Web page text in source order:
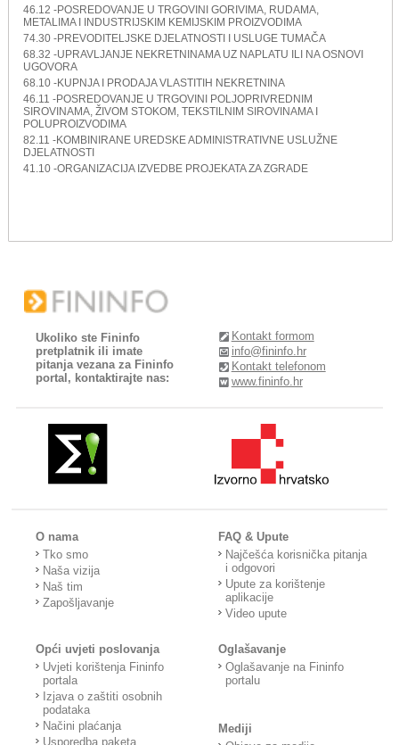
46.12 -POSREDOVANJE U TRGOVINI GORIVIMA, RUDAMA,
METALIMA I INDUSTRIJSKIM KEMIJSKIM PROIZVODIMA
74.30 -PREVODITELJSKE DJELATNOSTI I USLUGE TUMAČA
68.32 -UPRAVLJANJE NEKRETNINAMA UZ NAPLATU ILI NA OSNOVI
UGOVORA
68.10 -KUPNJA I PRODAJA VLASTITIH NEKRETNINA
46.11 -POSREDOVANJE U TRGOVINI POLJOPRIVREDNIM
SIROVINAMA, ŽIVOM STOKOM, TEKSTILNIM SIROVINAMA I
POLUPROIZVODIMA
82.11 -KOMBINIRANE UREDSKE ADMINISTRATIVNE USLUŽNE
DJELATNOSTI
41.10 -ORGANIZACIJA IZVEDBE PROJEKATA ZA ZGRADE
Ukoliko ste Fininfo
pretplatnik ili imate
pitanja vezana za Fininfo
portal, kontaktirajte nas:
Kontakt formom
info@fininfo.hr
Kontakt telefonom
www.fininfo.hr
O nama
Tko smo
Naša vizija
Naš tim
Zapošljavanje
FAQ & Upute
Najčešća korisnička pitanja
i odgovori
Upute za korištenje
aplikacije
Video upute
Opći uvjeti poslovanja
Uvjeti korištenja Fininfo
portala
Izjava o zaštiti osobnih
podataka
Načini plaćanja
Usporedba paketa
Oglašavanje
Oglašavanje na Fininfo
portalu
Mediji